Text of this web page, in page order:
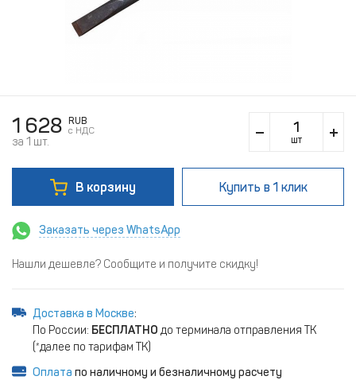
1 628
RUB
c НДС
за 1 шт. шт
В корзину Купить в 1 клик
Заказать через WhatsApp
Нашли дешевле? Сообщите и получите скидку!
Доставка в Москве:
По России: БЕСПЛАТНО до терминала отправления ТК
(*далее по тарифам ТК)
Оплата по наличному и безналичному расчету